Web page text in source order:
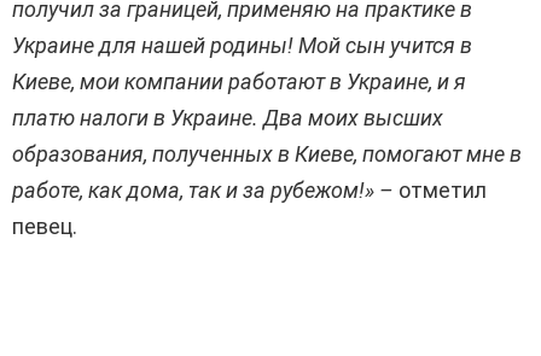
получил за границей, применяю на практике в
Украине для нашей родины! Мой сын учится в
Киеве, мои компании работают в Украине, и я
платю налоги в Украине. Два моих высших
образования, полученных в Киеве, помогают мне в
работе, как дома, так и за рубежом!» – отметил
певец.